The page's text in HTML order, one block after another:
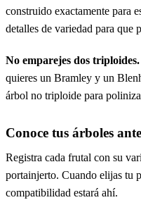
construido exactamente para
detalles de variedad para que
No emparejes dos triploides.
quieres un Bramley y un
árbol no triploide para
Conoce tus árboles
Registra cada frutal con su
portainjerto. Cuando elijas tu
compatibilidad estará ahí.